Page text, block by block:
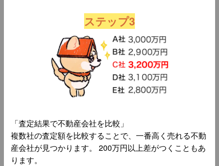
ステップ3
「査定結果で不動産会社を比較」
複数社の査定額を比較することで、一番高く売れる不動
産会社が見つかります。 200万円以上差がつくこともあ
ります。